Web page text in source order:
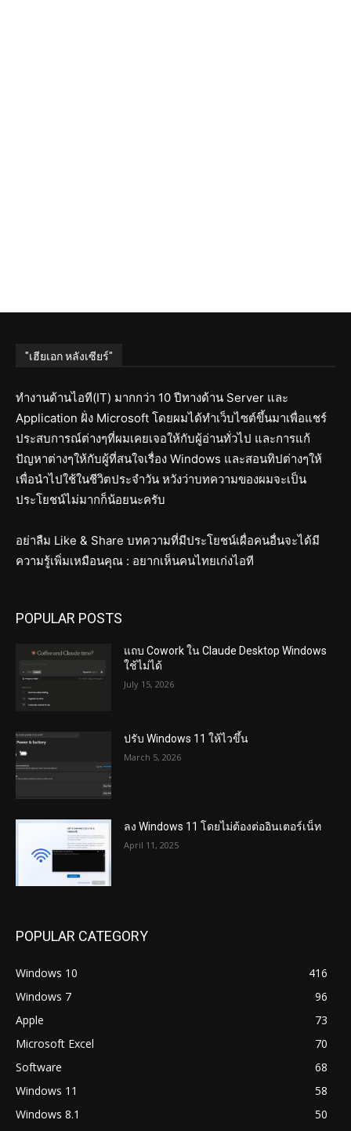
"เฮียเอก หลังเซียร์"
ทำงานด้านไอที(IT) มากกว่า 10 ปีทางด้าน Server และ
Application ฝั่ง Microsoft โดยผมได้ทำเว็บไซต์ขึ้นมาเพื่อแชร์
ประสบการณ์ต่างๆที่ผมเคยเจอให้กับผู้อ่านทั่วไป และการแก้
ปัญหาต่างๆให้กับผู้ที่สนใจเรื่อง Windows และสอนทิปต่างๆให้
เพื่อนำไปใช้ในชีวิตประจำวัน หวังว่าบทความของผมจะเป็น
ประโยชน์ไม่มากก็น้อยนะครับ
อย่าลืม Like & Share บทความที่มีประโยชน์เผื่อคนอื่นจะได้มี
ความรู้เพิ่มเหมือนคุณ : อยากเห็นคนไทยเก่งไอที
POPULAR POSTS
แถบ Cowork ใน Claude Desktop Windows
ใช้ไม่ได้
July 15, 2026
ปรับ Windows 11 ให้ไวขึ้น
March 5, 2026
ลง Windows 11 โดยไม่ต้องต่ออินเตอร์เน็ท
April 11, 2025
POPULAR CATEGORY
Windows 10
416
Windows 7
96
Apple
73
Microsoft Excel
70
Software
68
Windows 11
58
Windows 8.1
50